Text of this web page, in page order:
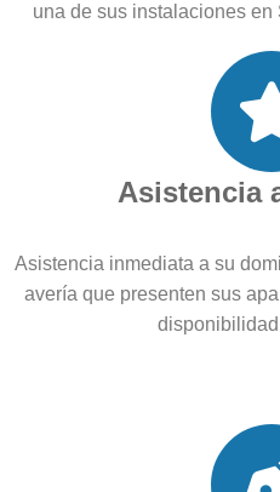
una de sus instalaciones
Asistencia
Asistencia inmediata a su
avería que presenten sus